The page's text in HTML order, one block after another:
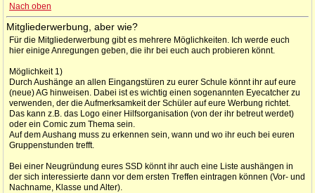
Nach oben
Mitgliederwerbung, aber wie?
Für die Mitgliederwerbung gibt es mehrere Möglichkeiten. Ich werde euch
hier einige Anregungen geben, die ihr bei euch auch probieren könnt.
Möglichkeit 1)
Durch Aushänge an allen Eingangstüren zu eurer Schule könnt ihr auf eure
(neue) AG hinweisen. Dabei ist es wichtig einen sogenannten Eyecatcher zu
verwenden, der die Aufmerksamkeit der Schüler auf eure Werbung richtet.
Das kann z.B. das Logo einer Hilfsorganisation (von der ihr betreut werdet)
oder ein Comic zum Thema sein.
Auf dem Aushang muss zu erkennen sein, wann und wo ihr euch bei euren
Gruppenstunden trefft.
Bei einer Neugründung eures SSD könnt ihr auch eine Liste aushängen in
der sich interessierte dann vor dem ersten Treffen eintragen können (Vor- und
Nachname, Klasse und Alter).